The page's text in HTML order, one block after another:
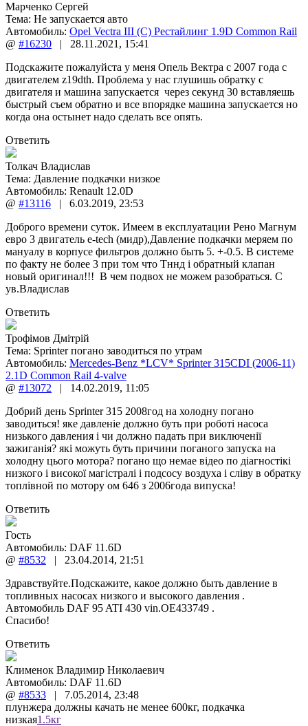
Марченко Сергей
Тема: Не запускается авто
Автомобиль: Opel Vectra III (C) Рестайлинг 1.9D Common Rail
@ #16230 | 28.11.2021 , 15:41
Подскажите пожалуйста у меня Опель Вектра с 2007 года с
двигателем z19dth. Проблема у нас глушишь обратку с
двигателя и машина запускается через секунд 30 вставляешь
быстрый съем обратно и все впорядке машина запускается но
когда она остынет надо сделать все опять.
Ответить
Толкач Владислав
Тема: Давление подкачки низкое
Автомобиль: Renault 12.0D
@ #13116 | 6.03.2019, 23:53
Доброго времени суток. Имеем в експлуатации Рено Магнум
евро 3 двигатель е-tech (мидр),Давление подкачки меряем по
мануалу в корпусе фильтров должно быть 5. +-0.5. В системе
по факту не более 3 при том что Тннд і обратный клапан
новый оригинал!!! В чем подвох не можем разобраться. С
ув.Владислав
Ответить
Трофімов Дмітрій
Тема: Sprinter погано заводиться по утрам
Автомобиль: Mercedes-Benz *LCV* Sprinter 315CDI (2006-11)
2.1D Common Rail 4-valve
@ #13072 | 14.02.2019, 11:05
Добрий день Sprinter 315 2008год на холодну погано
заводиться! яке давленіе должно буть при роботі насоса
низького давления і чи должно падать при виключенії
зажиганія? які можуть буть причини поганого запуска на
холодну цього мотора? погано що немае відео по діагностікі
низкого і високої магістралі і подсосу воздуха і сліву в обратку
топлівной по мотору ом 646 з 2006года випуска!
Ответить
Гость
Автомобиль: DAF 11.6D
@ #8532 | 23.04.2014, 21:51
Здравствуйте.Подскажите, какое должно быть давление в
топливных насосах низкого и высокого давления .
Автомобиль DAF 95 ATI 430 vin.OE433749 .
Спасибо!
Ответить
Клименок Владимир Николаевич
Автомобиль: DAF 11.6D
@ #8533 | 7.05.2014, 23:48
плунжера должны качать не менее 600кг, подкачка
низкая1.5кг